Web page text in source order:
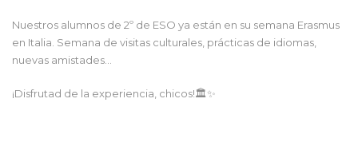
Nuestros alumnos de 2º de ESO ya están en su semana Erasmus
en Italia. Semana de visitas culturales, prácticas de idiomas,
nuevas amistades…
¡Disfrutad de la experiencia, chicos!🏛️✨